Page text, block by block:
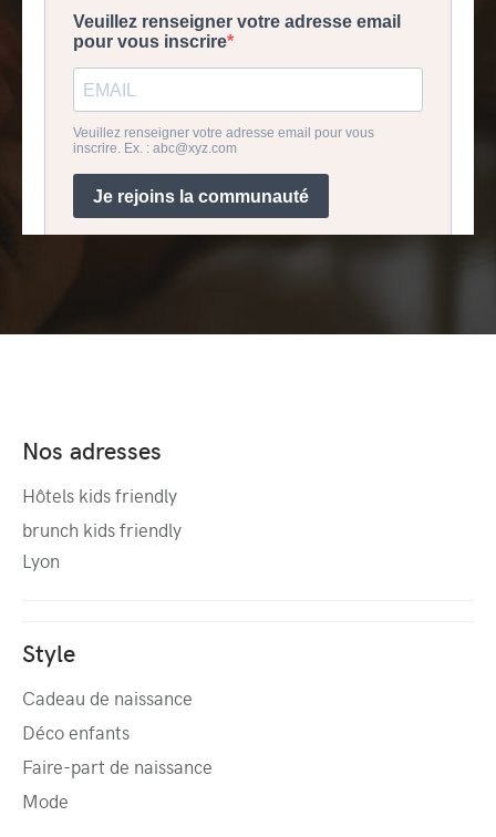
Nos adresses
Hôtels kids friendly
brunch kids friendly
Lyon
Style
Cadeau de naissance
Déco enfants
Faire-part de naissance
Mode